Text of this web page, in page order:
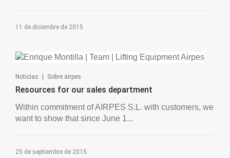
11 de diciembre de 2015
Noticias | Sobre airpes
Resources for our sales department
Within commitment of AIRPES S.L. with customers, we
want to show that since June 1...
25 de septiembre de 2015